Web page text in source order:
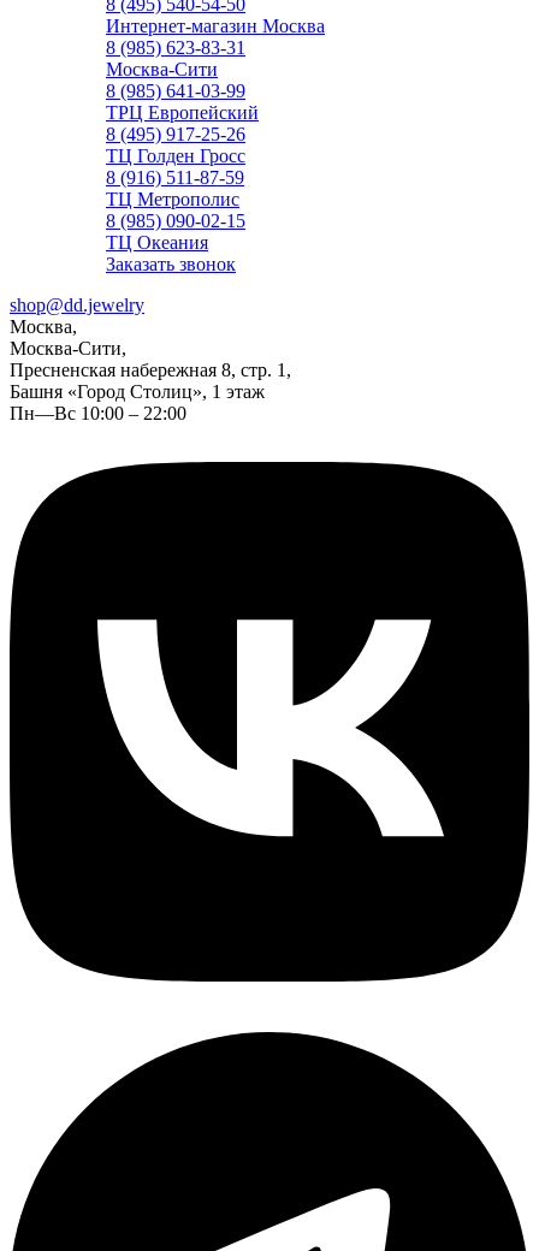
8 (495) 540-54-50
Интернет-магазин Москва
8 (985) 623-83-31
Москва-Сити
8 (985) 641-03-99
ТРЦ Европейский
8 (495) 917-25-26
ТЦ Голден Гросс
8 (916) 511-87-59
ТЦ Метрополис
8 (985) 090-02-15
ТЦ Океания
Заказать звонок
shop@dd.jewelry
Москва,
Москва-Сити,
Пресненская набережная 8, стр. 1,
Башня «Город Столиц», 1 этаж
Пн—Вс 10:00 – 22:00